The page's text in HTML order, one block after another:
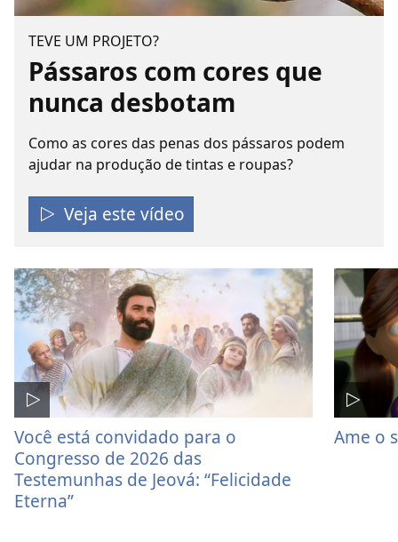
TEVE UM PROJETO?
Pássaros com cores que
nunca desbotam
Como as cores das penas dos pássaros podem
ajudar na produção de tintas e roupas?
Veja este vídeo
Você está convidado para o
Congresso de 2026 das
Testemunhas de Jeová: “Felicidade
Eterna”
Ame o